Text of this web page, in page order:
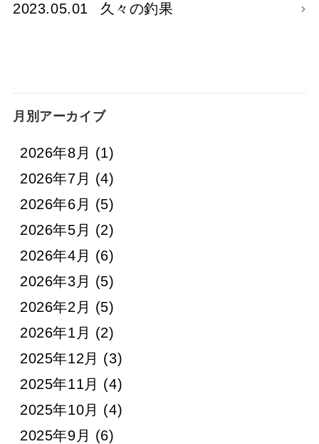
2023.05.01 久々の釣果
月別アーカイブ
2026年8月 (1)
2026年7月 (4)
2026年6月 (5)
2026年5月 (2)
2026年4月 (6)
2026年3月 (5)
2026年2月 (5)
2026年1月 (2)
2025年12月 (3)
2025年11月 (4)
2025年10月 (4)
2025年9月 (6)